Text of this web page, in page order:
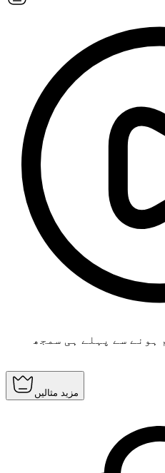
ہونے سے پہلے ہی سمجھ
مزید مثالیں